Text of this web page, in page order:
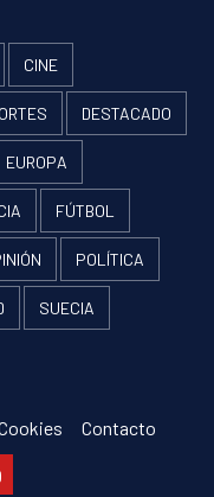
CINE
DESTACADO
EUROPA
FÚTBOL
POLÍTICA
SUECIA
Contacto